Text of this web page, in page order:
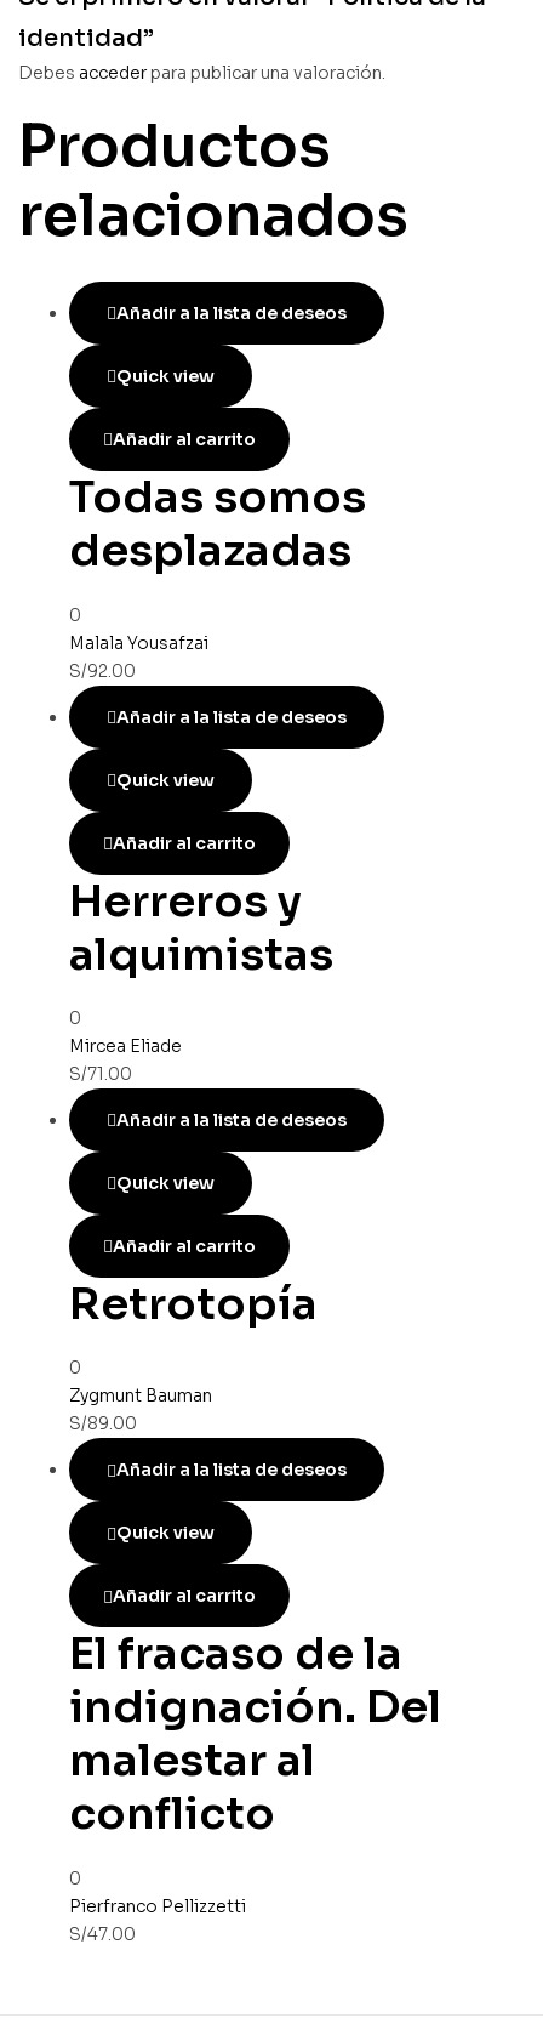
identidad”
Debes acceder para publicar una valoración.
Productos
relacionados
Añadir a la lista de deseos
Quick view
Añadir al carrito
Todas somos
desplazadas
0
Malala Yousafzai
S/92.00
Añadir a la lista de deseos
Quick view
Añadir al carrito
Herreros y
alquimistas
0
Mircea Eliade
S/71.00
Añadir a la lista de deseos
Quick view
Añadir al carrito
Retrotopía
0
Zygmunt Bauman
S/89.00
Añadir a la lista de deseos
Quick view
Añadir al carrito
El fracaso de la
indignación. Del
malestar al
conflicto
0
Pierfranco Pellizzetti
S/47.00